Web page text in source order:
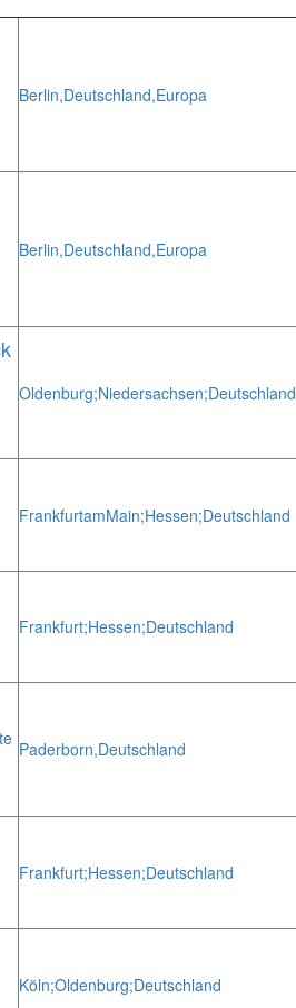
Berlin,Deutschland,Europa
Berlin,Deutschland,Europa
Oldenburg;Niedersachsen;Deutschland
FrankfurtamMain;Hessen;Deutschland
Frankfurt;Hessen;Deutschland
Paderborn,Deutschland
Frankfurt;Hessen;Deutschland
Köln;Oldenburg;Deutschland